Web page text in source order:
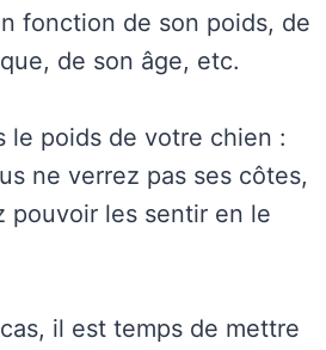
fonction de son poids, de
de son âge, etc.
le poids de votre chien :
ne verrez pas ses côtes,
pouvoir les sentir en le
il est temps de mettre